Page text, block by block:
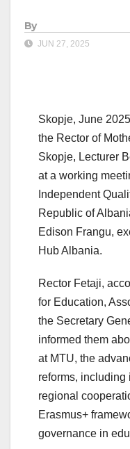
By
JUN 27, 2025
Skopje, June
the Rector of
Skopje, Lecturer
at a working
Independent
Republic of
Edison Frangu,
Hub Albania.
Rector Fetaji,
for Education,
the Secretary
informed them
at MTU, the
reforms, including
regional
Erasmus+
governance in